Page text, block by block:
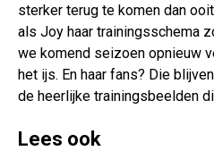
sterker terug te komen dan
als Joy haar trainingsschema
we komend seizoen opnieuw
het ijs. En haar fans? Die
de heerlijke trainingsbeelden
Lees ook